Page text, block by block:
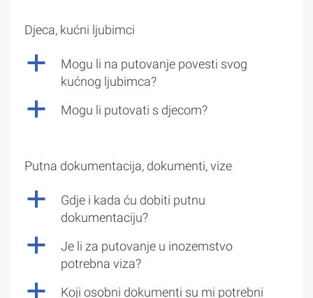
Djeca, kućni ljubimci
a
Mogu li na putovanje povesti svog
kućnog ljubimca?
a Mogu li putovati s djecom?
Putna dokumentacija, dokumenti, vize
a
Gdje i kada ću dobiti putnu
dokumentaciju?
a
Je li za putovanje u inozemstvo
potrebna viza?
a
Koji osobni dokumenti su mi potrebni